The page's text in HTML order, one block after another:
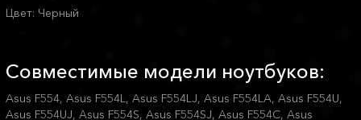
Цвет: Черный
Совместимые модели ноутбуков:
Asus F554, Asus F554L, Asus F554LJ, Asus F554LA, Asus F554U,
Asus F554UJ, Asus F554S, Asus F554SJ, Asus F554C, Asus